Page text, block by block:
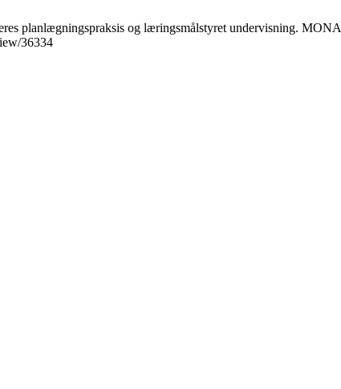
planlægningspraksis og læringsmålstyret undervisning.
36334